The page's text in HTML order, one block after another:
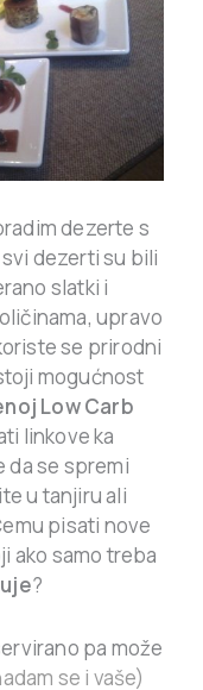
dezerte s
dezerti su bili
slatki i
upravo
se prirodni
mogućnost
Low Carb
linkove ka
da se spremi
u tanjiru ali
pisati nove
ako samo treba
?
pa može
se i vaše)